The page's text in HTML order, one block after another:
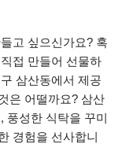
고 싶으신가요? 혹
접 만들어 선물하
삼산동에서 제공
은 어떨까요? 삼산
풍성한 식탁을 꾸미
경험을 선사합니